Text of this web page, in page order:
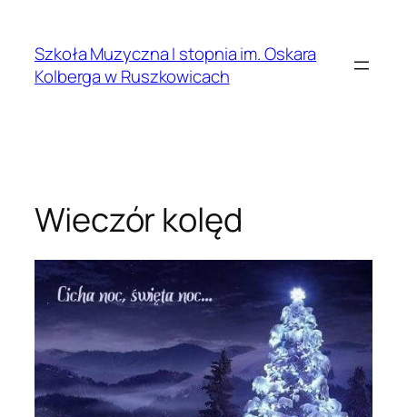
treściSzkoła Muzyczna I stopnia im. Oskara
Kolberga w Ruszkowicach
Wieczór kolęd